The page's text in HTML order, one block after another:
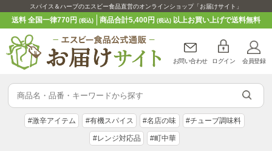
スパイス＆ハーブのエスビー食品直営のオンラインショップ「お届けサイト」
送料 全国一律770円(税込) 商品合計5,400円 (税込)以上お買い上げで送料無料
お問い合わせ ログイン 会員登録
#激辛アイテム #有機スパイス #名店の味 #チューブ調味料
#レンジ対応品 #町中華